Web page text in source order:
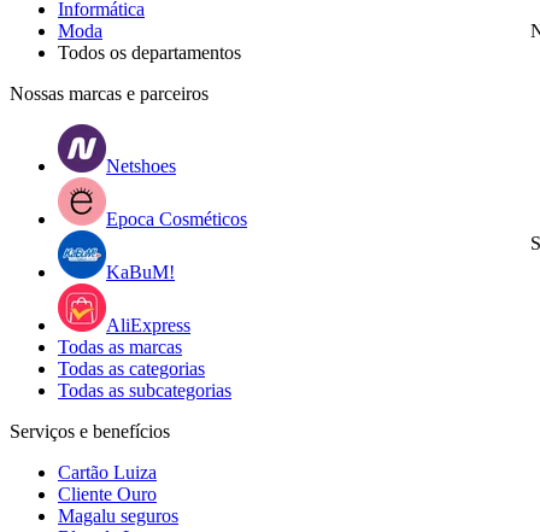
Informática
Moda
Todos os departamentos
Nossas marcas e parceiros
Netshoes
Epoca Cosméticos
KaBuM!
AliExpress
Todas as marcas
Todas as categorias
Todas as subcategorias
Serviços e benefícios
Cartão Luiza
Cliente Ouro
Magalu seguros